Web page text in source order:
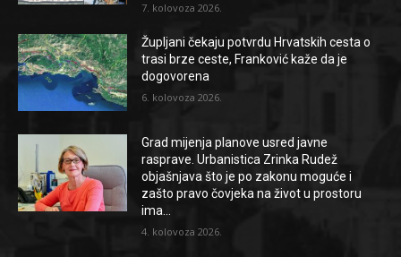
7. kolovoza 2026.
Župljani čekaju potvrdu Hrvatskih cesta o
trasi brze ceste, Franković kaže da je
dogovorena
6. kolovoza 2026.
Grad mijenja planove usred javne
rasprave. Urbanistica Zrinka Rudež
objašnjava što je po zakonu moguće i
zašto pravo čovjeka na život u prostoru
ima...
4. kolovoza 2026.